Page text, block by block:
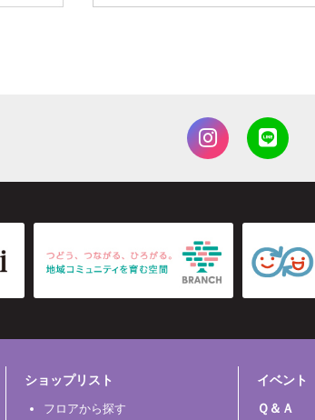
ショップリスト
フロアから探す
イベント
Ｑ＆Ａ